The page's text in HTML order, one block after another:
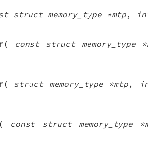
struct memory_type *mtp,
( const struct memory_type
( struct memory_type *mtp,
( const struct memory_type